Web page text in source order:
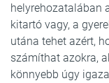
helyrehozatalában
kitartó vagy, a
utána tehet azért,
számíthat azokra,
könnyebb úgy